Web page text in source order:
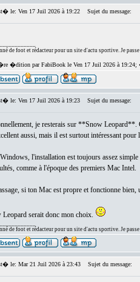
le: Ven 17 Juil 2026 à 19:22 Sujet du message:
de foot et rédacteur pour un site d'actu sportive. Je
�dition par FabiBook le Ven 17 Juil 2026 à
le: Ven 17 Juil 2026 à 19:23 Sujet du message:
je resterais sur **Snow Leopard**.
aussi, mais il est surtout intéressant pour
l'installation est toujours assez
comme à l'époque des premiers Mac Intel.
si ton Mac est propre et fonctionne
Leopard serait donc mon choix.
de foot et rédacteur pour un site d'actu sportive. Je
le: Mar 21 Juil 2026 à 23:43 Sujet du message: